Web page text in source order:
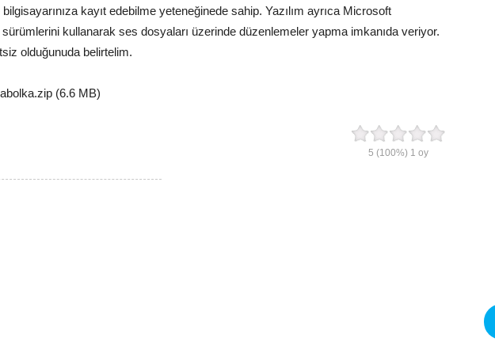
kayıt edebilme yeteneğinede sahip. Yazılım ayrıca Microsoft
sürümlerini kullanarak ses dosyaları üzerinde düzenlemeler yapma imkanıda veriyor.
olduğunuda belirtelim.
(6.6 MB)
5 (100%) 1 oy